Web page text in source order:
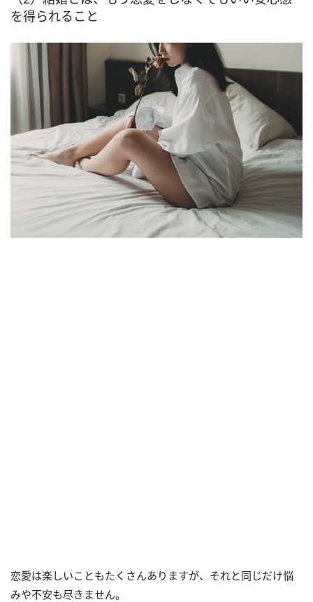
を得られること
恋愛は楽しいこともたくさんありますが、それと同じだけ悩
みや不安も尽きません。